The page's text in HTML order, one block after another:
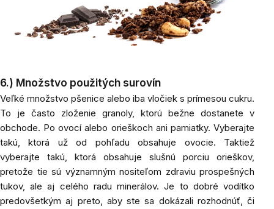
6.) Množstvo použitých surovín
Veľké množstvo pšenice alebo iba vločiek s prímesou cukru.
To je často zloženie granoly, ktorú bežne dostanete v
obchode. Po ovocí alebo orieškoch ani pamiatky. Vyberajte
takú, ktorá už od pohľadu obsahuje ovocie. Taktiež
vyberajte takú, ktorá obsahuje slušnú porciu orieškov,
pretože tie sú významným nositeľom zdraviu prospešných
tukov, ale aj celého radu minerálov. Je to dobré vodítko
predovšetkým aj preto, aby ste sa dokázali rozhodnúť, či